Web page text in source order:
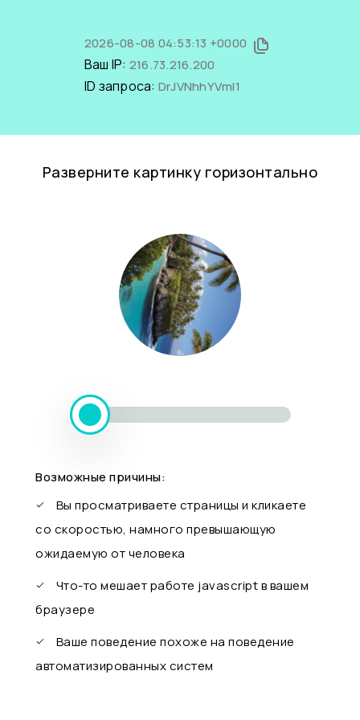
2026-08-08 04:53:13 +0000
Ваш IP: 216.73.216.200
ID запроса: DrJVNhhYVmI1
Разверните картинку горизонтально
Возможные причины:
Вы просматриваете страницы и кликаете
со скоростью, намного превышающую
ожидаемую от человека
Что-то мешает работе javascript в вашем
браузере
Ваше поведение похоже на поведение
автоматизированных систем